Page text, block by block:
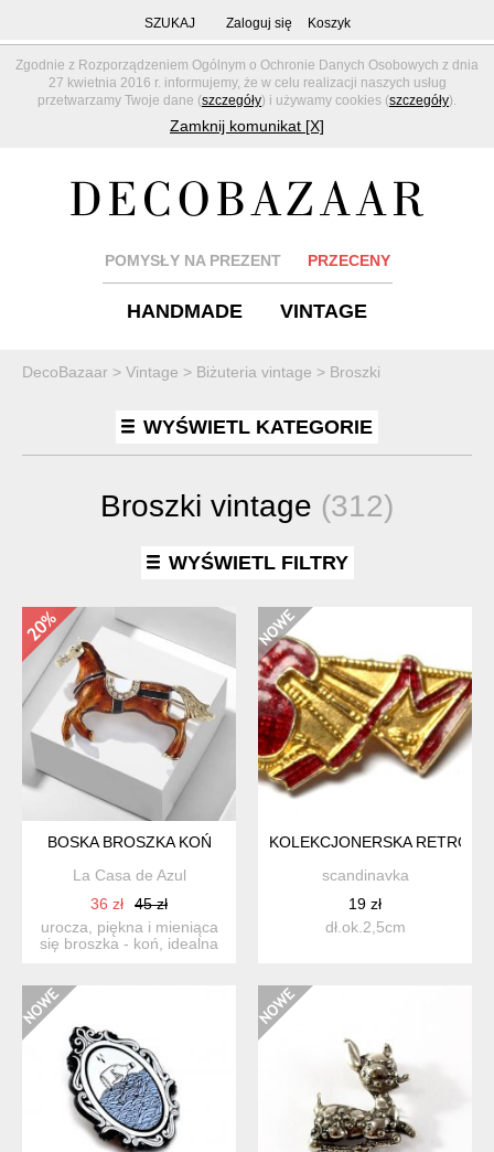
Zgodnie z Rozporządzeniem Ogólnym o Ochronie Danych Osobowych z dnia
27 kwietnia 2016 r. informujemy, że w celu realizacji naszych usług
przetwarzamy Twoje dane (szczegóły) i używamy cookies (szczegóły).
Zamknij komunikat [X]
SZUKAJ Zaloguj się Koszyk
POMYSŁY NA PREZENT PRZECENY
HANDMADE VINTAGE
DecoBazaar > Vintage > Biżuteria vintage > Broszki
WYŚWIETL KATEGORIE
Broszki vintage (312)
WYŚWIETL FILTRY
BOSKA BROSZKA KOŃ
La Casa de Azul
36 zł
45 zł
urocza, piękna i mieniąca
się broszka - koń, idealna
KOLEKCJONERSKA RETRO
scandinavka
19 zł
dł.ok.2,5cm